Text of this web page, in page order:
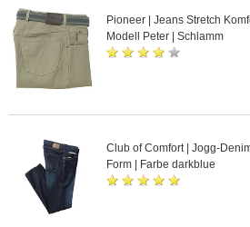
Pioneer | Jeans Stretch
Modell Peter | Schlamm
Club of Comfort | Jogg-
Form | Farbe darkblue